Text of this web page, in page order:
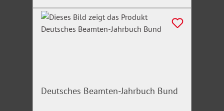
Deutsches Beamten-Jahrbuch Bund